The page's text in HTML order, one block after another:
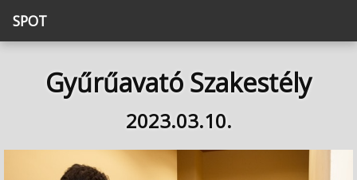
SPOT
Gyűrűavató Szakestély
2023.03.10.